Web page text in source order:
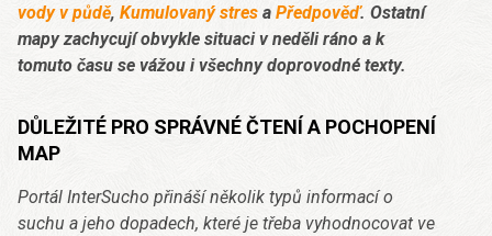
vody v půdě, Kumulovaný stres a Předpověď. Ostatní
mapy zachycují obvykle situaci v neděli ráno a k
tomuto času se vážou i všechny doprovodné texty.
DŮLEŽITÉ PRO SPRÁVNÉ ČTENÍ A POCHOPENÍ
MAP
Portál InterSucho přináší několik typů informací o
suchu a jeho dopadech, které je třeba vyhodnocovat ve